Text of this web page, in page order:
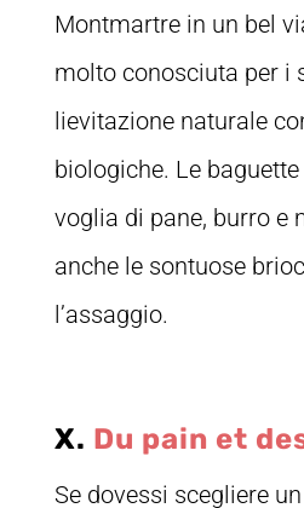
Montmartre in un bel
molto conosciuta per i
lievitazione naturale
biologiche. Le
voglia di pane, burro e
anche le sontuose
l’assaggio.
X. Du pain et
Se dovessi scegliere